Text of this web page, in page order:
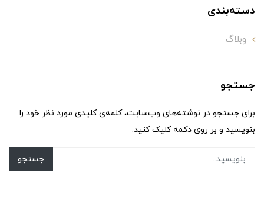
دسته‌بندی
وبلاگ
جستجو
برای جستجو در نوشته‌های وب‌سایت، کلمه‌ی کلیدی مورد نظر خود را
بنویسید و بر روی دکمه کلیک کنید.
جستجو